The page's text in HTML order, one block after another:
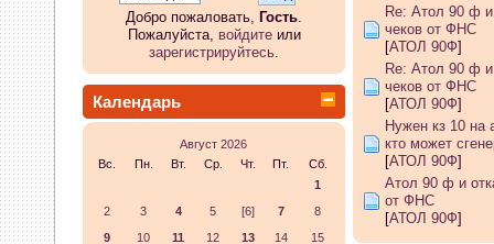
тех.обнуление в Атол-
драйвер не видит ККТ.
04 Апреля 2026, 10:55:29
GenKass whookey:в чеке
03 Апреля 2026, 12:28:08
Добро пожаловать, Гость
Пожалуйста, войдитеили
зарегистрируйтесь
Календарь
Август 2026
Вс.
Пн. Вт. Ср. Чт. Пт.
Сб.
1
2
3 4 5 [6] 7
8
9
10 11 12 13 14
15
Re: Атол 90 ф
чеков от ФНС
[АТОЛ 90Ф]
Re: Атол 90 ф
чеков от ФНС
[АТОЛ 90Ф]
Нужен кз 10 на
кто может
[АТОЛ 90Ф]
Атол 90 ф и
от ФНС
[АТОЛ 90Ф]